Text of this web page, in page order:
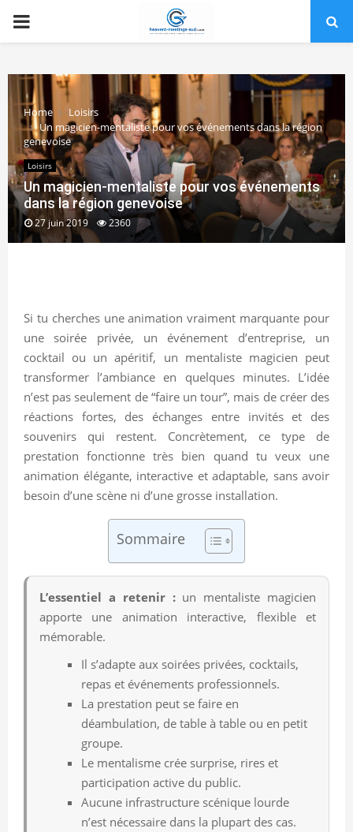
PRIMARY
Home
Loisirs
Un magicien-mentaliste pour vos événements dans la région
genevoise
Loisirs
Un magicien-mentaliste pour vos événements
dans la région genevoise
27 juin 2019 2360
Si tu cherches une animation vraiment marquante pour
une soirée privée, un événement d’entreprise, un
cocktail ou un apéritif, un mentaliste magicien peut
transformer l’ambiance en quelques minutes. L’idée
n’est pas seulement de “faire un tour”, mais de créer des
réactions fortes, des échanges entre invités et des
souvenirs qui restent. Concrètement, ce type de
prestation fonctionne très bien quand tu veux une
animation élégante, interactive et adaptable, sans avoir
besoin d’une scène ni d’une grosse installation.
Sommaire
L’essentiel a retenir :un mentaliste magicien
apporte une animation interactive, flexible et
mémorable.
Il s’adapte aux soirées privées, cocktails,
repas et événements professionnels.
La prestation peut se faire en
déambulation, de table à table ou en petit
groupe.
Le mentalisme crée surprise, rires et
participation active du public.
Aucune infrastructure scénique lourde
n’est nécessaire dans la plupart des cas.